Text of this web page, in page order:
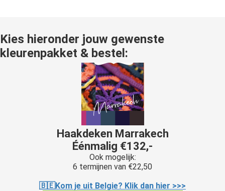
Kies hieronder jouw gewenste
kleurenpakket & bestel:
Haakdeken Marrakech
Éénmalig €132,-
Ook mogelijk:
6 termijnen van €22,50
🇧🇪Kom je uit Belgie? Klik dan hier >>>